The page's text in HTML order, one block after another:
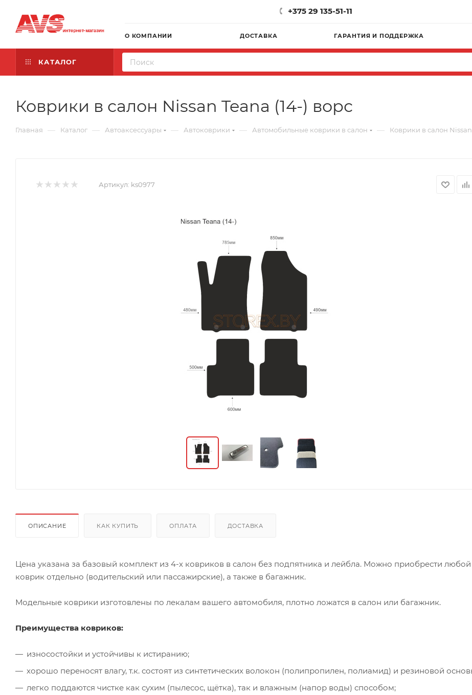
+375 29 135-51-11
О КОМПАНИИ ДОСТАВКА ГАРАНТИЯ И ПОДДЕРЖКА
КАТАЛОГ
Коврики в салон Nissan Teana (14-) ворс
Главная — Каталог — Автоаксессуары — Автоковрики — Автомобильные коврики в салон — Коврики в салон
Артикул: ks0977
ОПИСАНИЕ КАК КУПИТЬ ОПЛАТА ДОСТАВКА
Цена указана за базовый комплект из 4-х ковриков в салон без подпятника и лейбла. Можно приобрести любой
коврик отдельно (водительский или пассажирские), а также в багажник.
Модельные коврики изготовлены по лекалам вашего автомобиля, плотно ложатся в салон или багажник.
Преимущества ковриков:
износостойки и устойчивы к истиранию;
хорошо переносят влагу, т.к. состоят из синтетических волокон (полипропилен, полиамид) и резиновой
легко поддаются чистке как сухим (пылесос, щётка), так и влажным (напор воды) способом;